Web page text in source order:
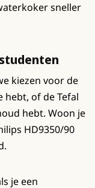
sneller
kiezen voor de
hebt, of de Tefal
hebt. Woon je
HD9350/90
je een